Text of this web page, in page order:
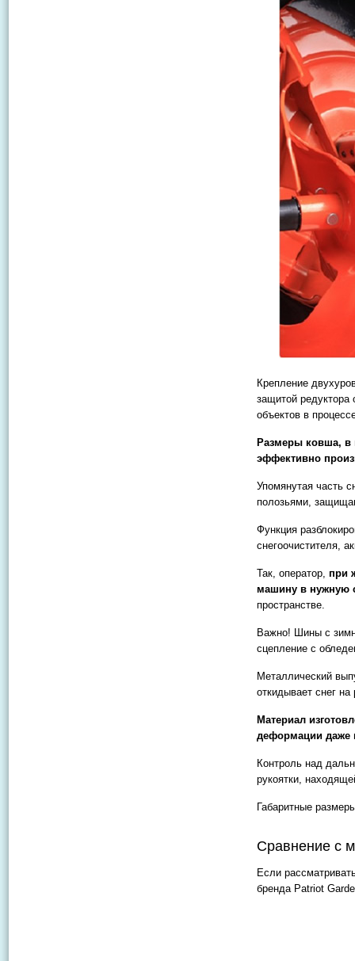
Крепление
защитой редуктора
объектов в
Размеры ковша, в
эффективно
Упомянутая часть
полозьями,
Функция
снегоочистителя,
Так, оператор, при
машину в нужную
пространстве.
Важно! Шины с
сцепление с
Металлический
откидывает снег
Материал
деформации даже
Контроль над
рукоятки,
Габаритные
Сравнение с
Если
бренда Patriot